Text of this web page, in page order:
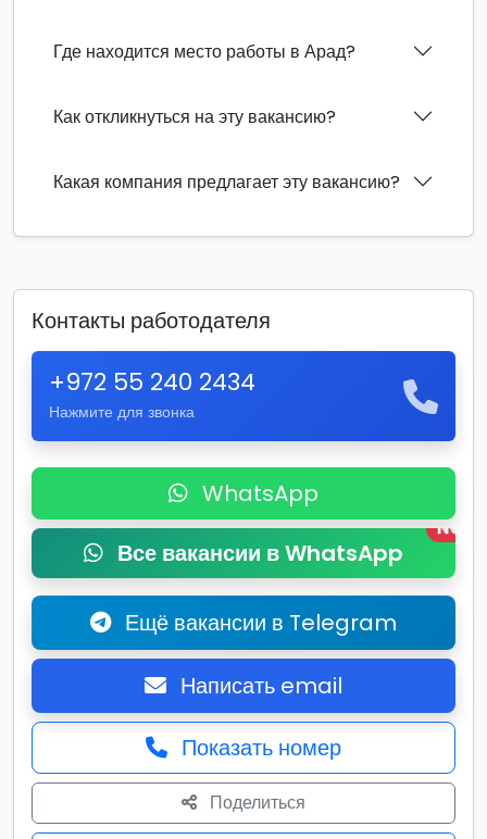
Где находится место работы в Арад?
Как откликнуться на эту вакансию?
Какая компания предлагает эту вакансию?
Контакты работодателя
+972 55 240 2434
Нажмите для звонка
WhatsApp
Все вакансии в WhatsApp
New
Ещё вакансии в Telegram
Написать email
Показать номер
Поделиться